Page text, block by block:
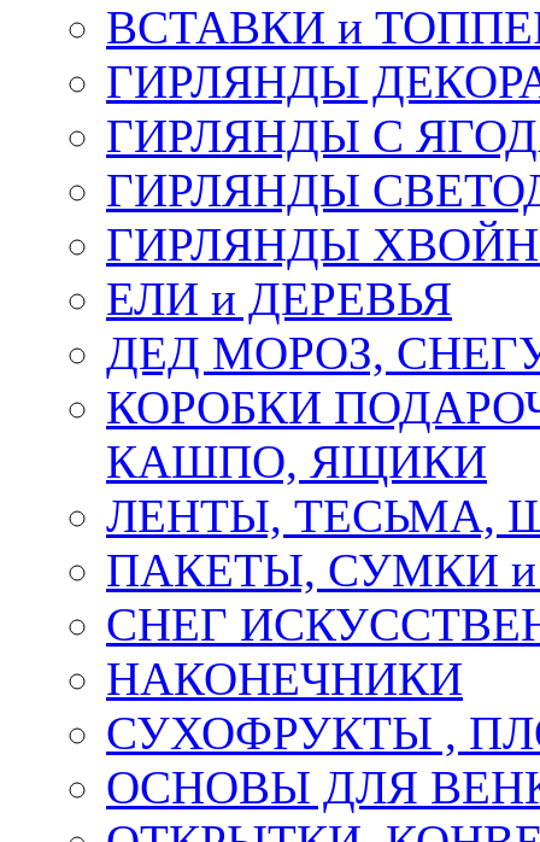
ВСТАВКИ и
ГИРЛЯНДЫ
ГИРЛЯНДЫ С
ГИРЛЯНДЫ
ГИРЛЯНДЫ
ЕЛИ и ДЕРЕВЬЯ
ДЕД МОРОЗ,
КОРОБКИ
КАШПО, ЯЩИКИ
ЛЕНТЫ, ТЕСЬМА,
ПАКЕТЫ, СУМКИ
СНЕГ
НАКОНЕЧНИКИ
СУХОФРУКТЫ ,
ОСНОВЫ ДЛЯ